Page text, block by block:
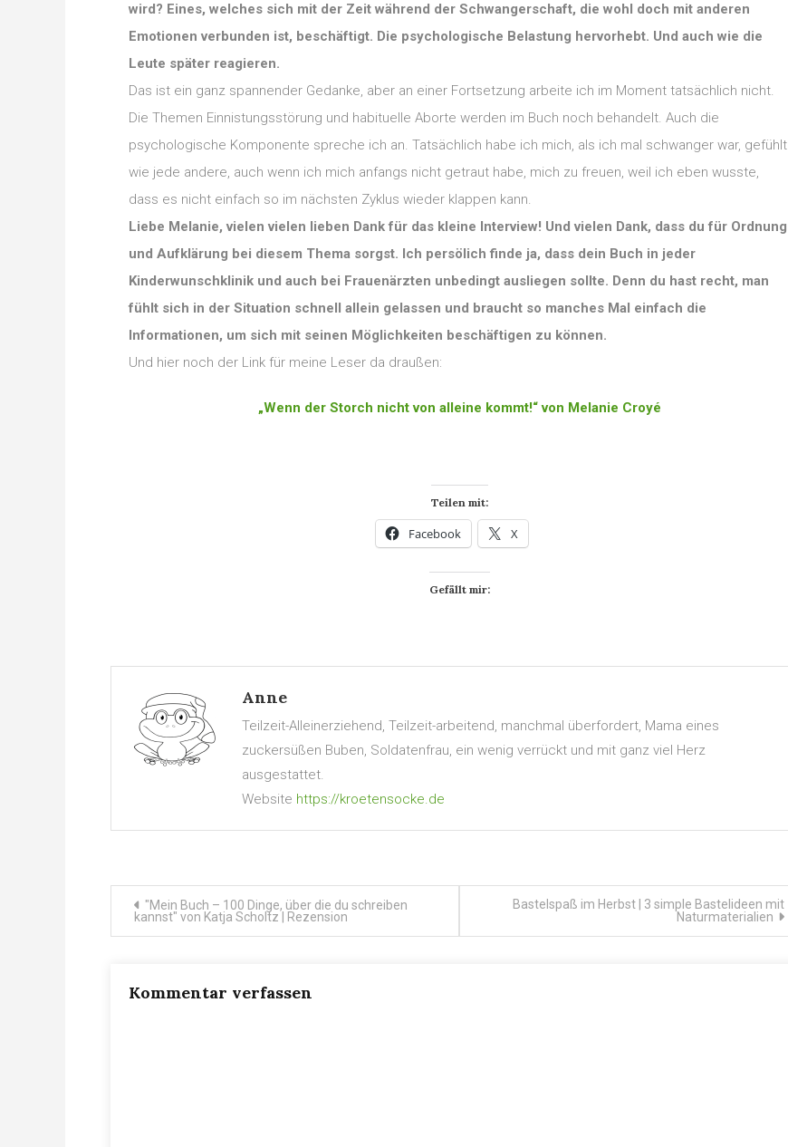
wird? Eines, welches sich mit der Zeit während der Schwangerschaft, die wohl doch mit anderen
Emotionen verbunden ist, beschäftigt. Die psychologische Belastung hervorhebt. Und auch wie die
Leute später reagieren.
Das ist ein ganz spannender Gedanke, aber an einer Fortsetzung arbeite ich im Moment tatsächlich nicht.
Die Themen Einnistungsstörung und habituelle Aborte werden im Buch noch behandelt. Auch die
psychologische Komponente spreche ich an. Tatsächlich habe ich mich, als ich mal schwanger war, gefühlt
wie jede andere, auch wenn ich mich anfangs nicht getraut habe, mich zu freuen, weil ich eben wusste,
dass es nicht einfach so im nächsten Zyklus wieder klappen kann.
Liebe Melanie, vielen vielen lieben Dank für das kleine Interview! Und vielen Dank, dass du für Ordnung
und Aufklärung bei diesem Thema sorgst. Ich persölich finde ja, dass dein Buch in jeder
Kinderwunschklinik und auch bei Frauenärzten unbedingt ausliegen sollte. Denn du hast recht, man
fühlt sich in der Situation schnell allein gelassen und braucht so manches Mal einfach die
Informationen, um sich mit seinen Möglichkeiten beschäftigen zu können.
Und hier noch der Link für meine Leser da draußen:
„Wenn der Storch nicht von alleine kommt!“ von Melanie Croyé
Teilen mit:
Facebook X
Gefällt mir:
Anne
Teilzeit-Alleinerziehend, Teilzeit-arbeitend, manchmal überfordert, Mama eines
zuckersüßen Buben, Soldatenfrau, ein wenig verrückt und mit ganz viel Herz
ausgestattet.
Website https://kroetensocke.de
Beitragsnavigation
"Mein Buch – 100 Dinge, über die du schreiben
kannst" von Katja Scholtz | Rezension
Bastelspaß im Herbst | 3 simple Bastelideen mit
Naturmaterialien
Kommentar verfassen